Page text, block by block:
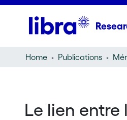
Home Publications
Le lien